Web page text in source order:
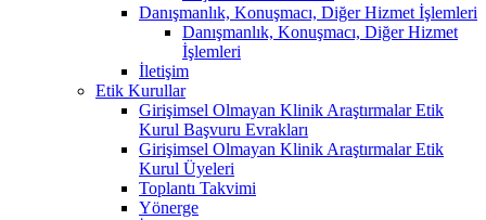
Danışmanlık, Konuşmacı, Diğer Hizmet İşlemleri
Danışmanlık, Konuşmacı, Diğer Hizmet
İşlemleri
İletişim
Etik Kurullar
Girişimsel Olmayan Klinik Araştırmalar Etik
Kurul Başvuru Evrakları
Girişimsel Olmayan Klinik Araştırmalar Etik
Kurul Üyeleri
Toplantı Takvimi
Yönerge